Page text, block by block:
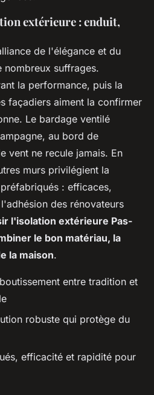
extérieure : enduit,
de l'élégance et du
suffrages.
la performance, puis la
façadiers aiment la confirmer
Le bardage ventilé
au bord de
vent ne recule jamais. En
murs privilégient la
: efficaces,
des rénovateurs
l'isolation extérieure Pas-
le bon matériau, la
la maison.
entre tradition et
robuste qui protège du
efficacité et rapidité pour